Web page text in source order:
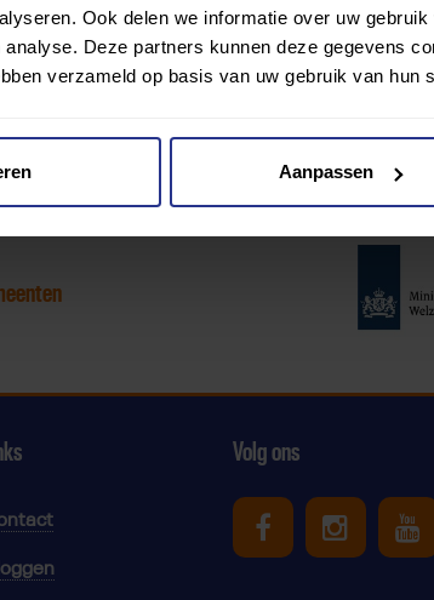
Ook delen we informatie over uw
analyse. Deze partners kunnen deze gegevens
verzameld op basis van uw gebruik van hun
Aanpassen
Volg ons
UniekUniek